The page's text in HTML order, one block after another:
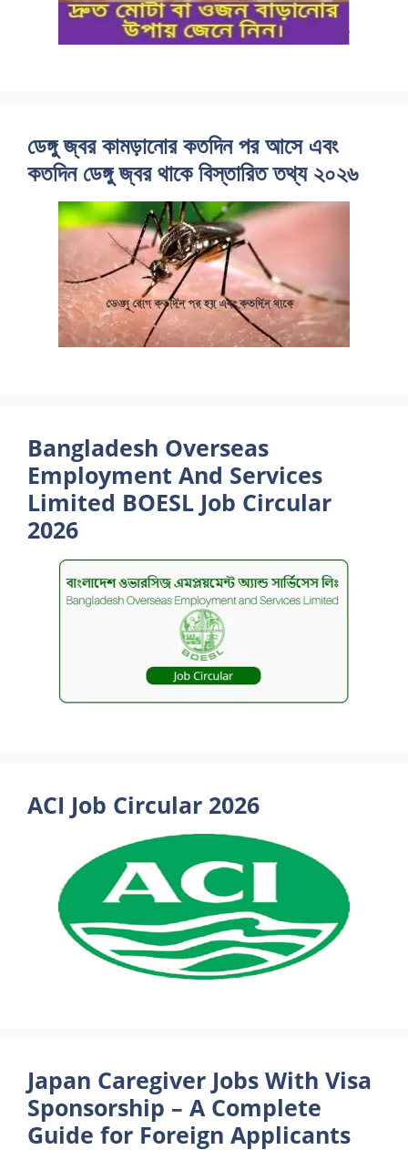
ডেঙ্গু জ্বর কামড়ানোর কতদিন পর আসে এবং
কতদিন ডেঙ্গু জ্বর থাকে বিস্তারিত তথ্য ২০২৬
Bangladesh Overseas
Employment And Services
Limited BOESL Job Circular
2026
ACI Job Circular 2026
Japan Caregiver Jobs With Visa
Sponsorship – A Complete
Guide for Foreign Applicants